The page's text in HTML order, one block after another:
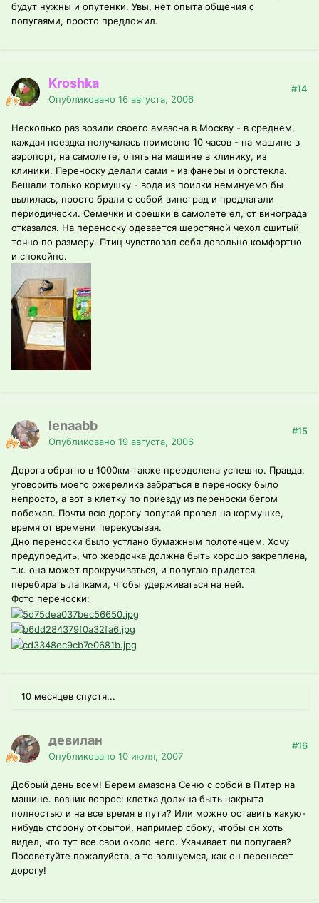
будут нужны и опутенки. Увы, нет опыта общения с
попугаями, просто предложил.
Kroshka
Опубликовано 16 августа, 2006
#14
Несколько раз возили своего амазона в Москву - в среднем,
каждая поездка получалась примерно 10 часов - на машине в
аэропорт, на самолете, опять на машине в клинику, из
клиники. Переноску делали сами - из фанеры и оргстекла.
Вешали только кормушку - вода из поилки неминуемо бы
вылилась, просто брали с собой виноград и предлагали
периодически. Семечки и орешки в самолете ел, от винограда
отказался. На переноску одевается шерстяной чехол сшитый
точно по размеру. Птиц чувствовал себя довольно комфортно
и спокойно.
lenaabb
Опубликовано 19 августа, 2006
#15
Дорога обратно в 1000км также преодолена успешно. Правда,
уговорить моего ожерелика забраться в переноску было
непросто, а вот в клетку по приезду из переноски бегом
побежал. Почти всю дорогу попугай провел на кормушке,
время от времени перекусывая.
Дно переноски было устлано бумажным полотенцем. Хочу
предупредить, что жердочка должна быть хорошо закреплена,
т.к. она может прокручиваться, и попугаю придется
перебирать лапками, чтобы удерживаться на ней.
Фото переноски:
10 месяцев спустя...
девилан
Опубликовано 10 июля, 2007
#16
Добрый день всем! Берем амазона Сеню с собой в Питер на
машине. возник вопрос: клетка должна быть накрыта
полностью и на все время в пути? Или можно оставить какую-
нибудь сторону открытой, например сбоку, чтобы он хоть
видел, что тут все свои около него. Укачивает ли попугаев?
Посоветуйте пожалуйста, а то волнуемся, как он перенесет
дорогу!